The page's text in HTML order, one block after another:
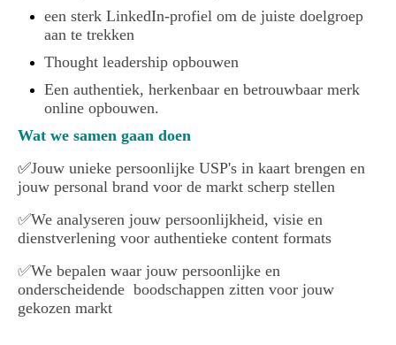
een sterk LinkedIn-profiel om de juiste doelgroep
aan te trekken
Thought leadership opbouwen
Een authentiek, herkenbaar en betrouwbaar merk
online opbouwen.
Wat we samen gaan doen
✅Jouw unieke persoonlijke USP's in kaart brengen en
jouw personal brand voor de markt scherp stellen
✅We analyseren jouw persoonlijkheid, visie en
dienstverlening voor authentieke content formats
✅We bepalen waar jouw persoonlijke en
onderscheidende boodschappen zitten voor jouw
gekozen markt